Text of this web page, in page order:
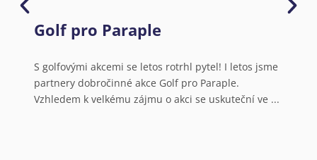
Golf pro Paraple
S golfovými akcemi se letos rotrhl pytel! I letos jsme
partnery dobročinné akce Golf pro Paraple.
Vzhledem k velkému zájmu o akci se uskuteční ve ...